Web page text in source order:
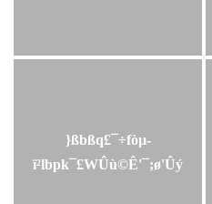
}ßbßq£­¯÷fòµ-
ï²lbpk¯£WÛù©Ê'¯;ø'Ûý